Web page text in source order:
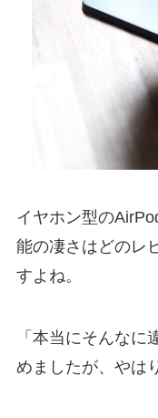
イヤホン型の
能の凄さはどのレ
すよね。
「本当にそんな
めましたが、やは